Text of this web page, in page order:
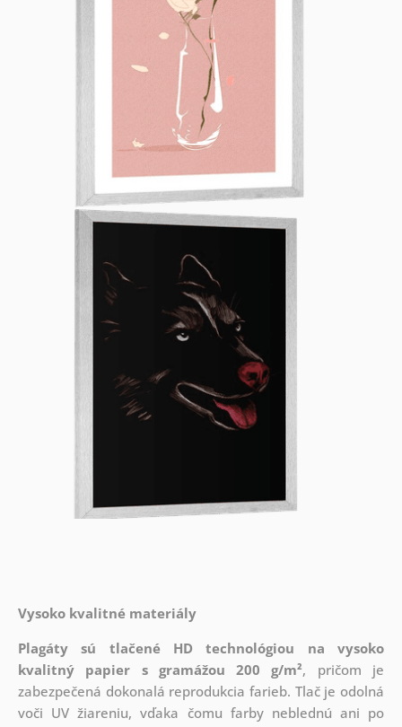
Vysoko kvalitné materiály
Plagáty sú tlačené HD technológiou na vysoko
kvalitný papier s gramážou 200 g/m², pričom je
zabezpečená dokonalá reprodukcia farieb. Tlač je odolná
voči UV žiareniu, vďaka čomu farby neblednú ani po